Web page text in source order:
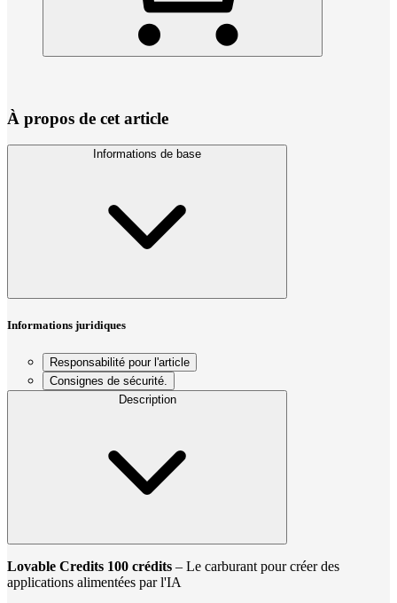
À propos de cet article
Informations de base
Informations juridiques
Responsabilité pour l'article
Consignes de sécurité.
Description
Lovable Credits 100 crédits – Le carburant pour créer des
applications alimentées par l'IA